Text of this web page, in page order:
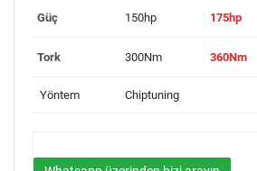
Güç 150hp 175hp
Tork 300Nm 360Nm
Yöntem Chiptuning